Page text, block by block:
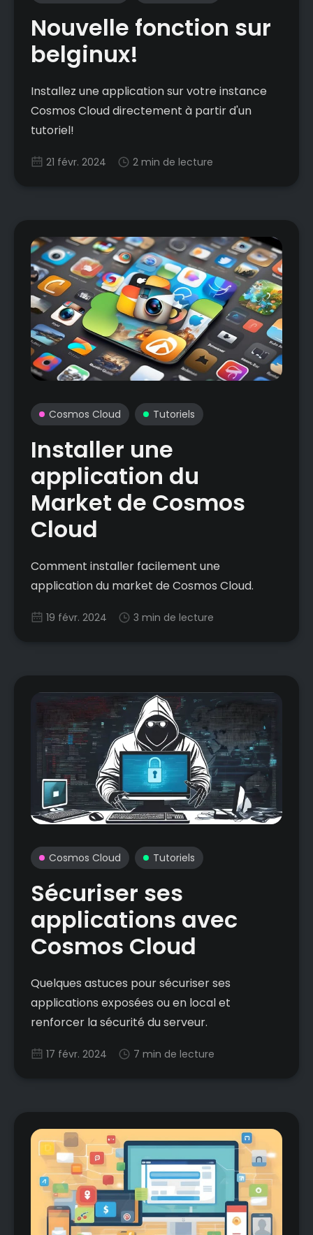
Nouvelle fonction sur
belginux!
Installez une application sur votre instance
Cosmos Cloud directement à partir d'un
tutoriel!
21 févr. 2024 2 min de lecture
Cosmos Cloud Tutoriels
Installer une
application du
Market de Cosmos
Cloud
Comment installer facilement une
application du market de Cosmos Cloud.
19 févr. 2024 3 min de lecture
Cosmos Cloud Tutoriels
Sécuriser ses
applications avec
Cosmos Cloud
Quelques astuces pour sécuriser ses
applications exposées ou en local et
renforcer la sécurité du serveur.
17 févr. 2024 7 min de lecture